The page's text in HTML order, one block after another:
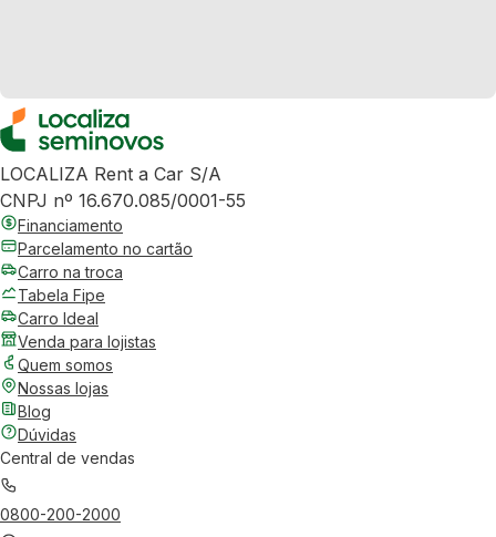
LOCALIZA Rent a Car S/A
CNPJ nº 16.670.085/0001-55
Financiamento
Parcelamento no cartão
Carro na troca
Tabela Fipe
Carro Ideal
Venda para lojistas
Quem somos
Nossas lojas
Blog
Dúvidas
Central de vendas
0800-200-2000